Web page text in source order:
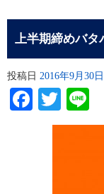
上半期締めバ
投稿日 2016年9月30日